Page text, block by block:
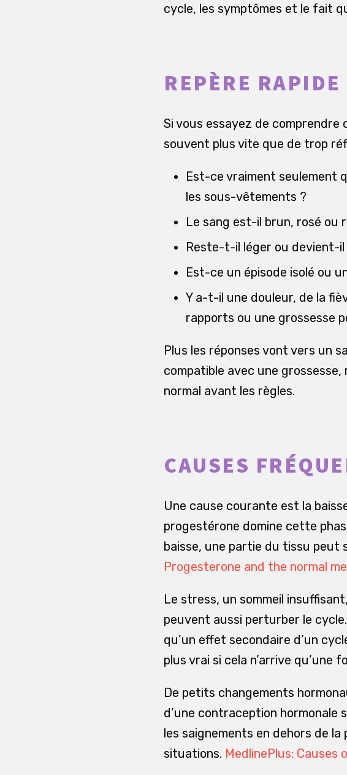
cycle, les symptômes et le fait
REPÈRE
Si vous essayez de
souvent plus vite que de trop
Est-ce vraiment seulement
les sous-vêtements ?
Le sang est-il brun, rosé ou
Reste-t-il léger ou devient-il
Est-ce un épisode isolé ou
Y a-t-il une douleur, de la
rapports ou une grossesse
Plus les réponses vont vers un
compatible avec une
normal avant les règles.
CAUSES
Une cause courante est la
progestérone domine cette
baisse, une partie du tissu peut
Progesterone and the normal
Le stress, un sommeil
peuvent aussi perturber le
qu’un effet secondaire d’un
plus vrai si cela n’arrive
De petits changements
d’une contraception hormonale
les saignements en dehors de
situations. MedlinePlus: Causes